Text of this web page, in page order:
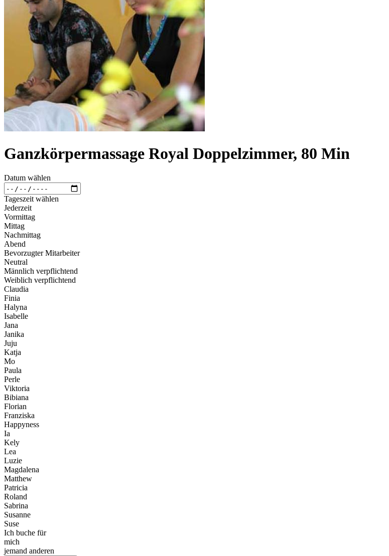
Ganzkörpermassage Royal Doppelzimmer, 80 Min
Datum wählen
Tageszeit wählen
Jederzeit
Vormittag
Mittag
Nachmittag
Abend
Bevorzugter Mitarbeiter
Neutral
Männlich verpflichtend
Weiblich verpflichtend
Claudia
Finia
Halyna
Isabelle
Jana
Janika
Juju
Katja
Mo
Paula
Perle
Viktoria
Bibiana
Florian
Franziska
Happyness
Ia
Kely
Lea
Luzie
Magdalena
Matthew
Patricia
Roland
Sabrina
Susanne
Suse
Ich buche für
mich
jemand anderen